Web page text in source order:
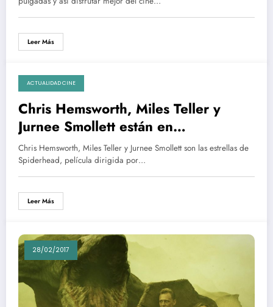
Leer Más
04/02/2021
ACTUALIDAD CINE
Chris Hemsworth, Miles Teller y
Jurnee Smollett están en
SPIDERHEAD de Netflix |
Próximamente en descargas torrent
castellano 4K
Chris Hemsworth, Miles Teller y Jurnee Smollett son las estrellas de
Spiderhead, película dirigida por…
Leer Más
28/02/2017